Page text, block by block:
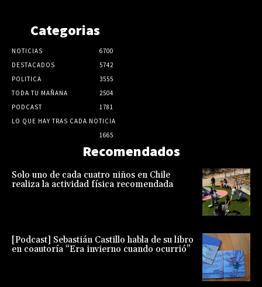
Categorias
NOTICIAS
6700
DESTACADOS
5742
POLITICA
3555
TODA TU MAÑANA
2504
PODCAST
1781
LO QUE HAY TRAS CADA NOTICIA
1665
Recomendados
Solo uno de cada cuatro niños en Chile
realiza la actividad física recomendada
[Podcast] Sebastián Castillo habla de su libro
en coautoría “Era invierno cuando ocurrió”